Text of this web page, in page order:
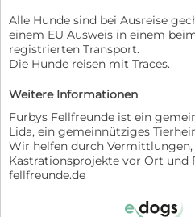
Alle Hunde sind bei Ausreise
einem EU Ausweis in einem
registrierten Transport.
Die Hunde reisen mit Traces.
Weitere Informationen
Furbys Fellfreunde ist ein
Lida, ein gemeinnütziges
Wir helfen durch Vermittlungen,
Kastrationsprojekte vor Ort und
fellfreunde.de